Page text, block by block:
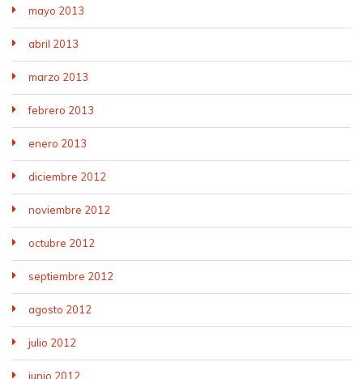
mayo 2013
abril 2013
marzo 2013
febrero 2013
enero 2013
diciembre 2012
noviembre 2012
octubre 2012
septiembre 2012
agosto 2012
julio 2012
junio 2012